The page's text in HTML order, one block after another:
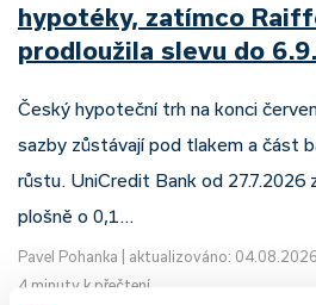
hypotéky, zatímco
prodloužila slevu do
Český hypoteční trh na konci
sazby zůstávají pod tlakem a část
růstu. UniCredit Bank od 27.7.2026
plošně o 0,1…
Pavel Pohanka
aktualizováno: 04.08.2026
4 minuty k přečtení